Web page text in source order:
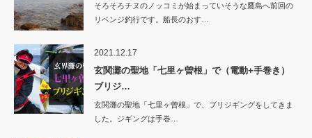
そろそろチヌのノッコミが始まっていそうな鷹島へ前回の
リベンジ釣行です。船長のおす…
2021.12.17
玄関灘の聖地「七里ヶ曽根」で（電動+手巻き）
ブリジ…
玄関灘の聖地「七里ヶ曽根」で、ブリジギングをしてきま
した。ジギングは手巻…